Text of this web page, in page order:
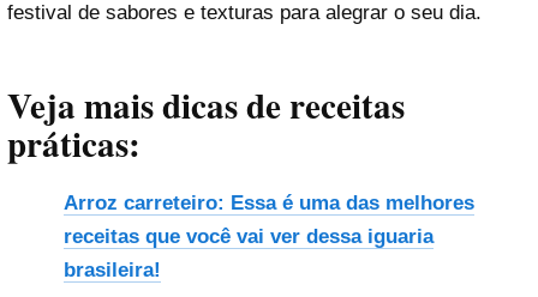
festival de sabores e texturas para alegrar o seu dia.
Veja mais dicas de receitas
práticas:
Arroz carreteiro: Essa é uma das melhores
receitas que você vai ver dessa iguaria
brasileira!